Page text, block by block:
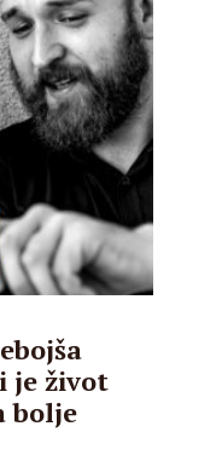
je život
bolje